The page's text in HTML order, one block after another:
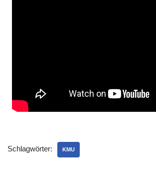
Schlagwörter: KMU